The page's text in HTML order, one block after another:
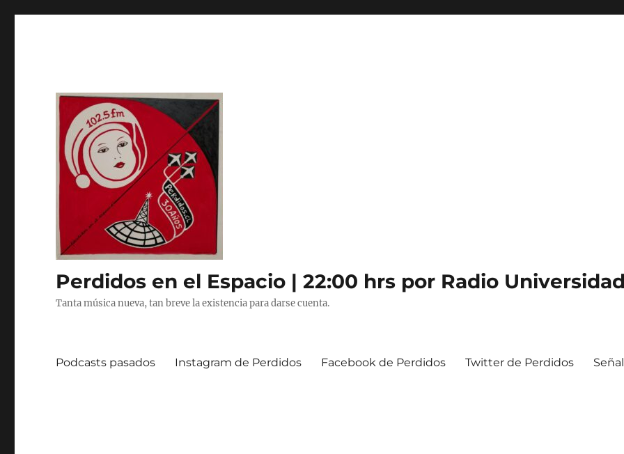
Perdidos en el Espacio | 22:00 hrs por Radio
Tanta música nueva, tan breve la existencia para darse cuenta.
Podcasts pasados Instagram de Perdidos Facebook de Perdidos Twitter de Perdidos